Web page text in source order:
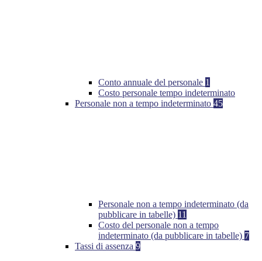
Conto annuale del personale 1
Costo personale tempo indeterminato
Personale non a tempo indeterminato 45
Personale non a tempo indeterminato (da
pubblicare in tabelle) 11
Costo del personale non a tempo
indeterminato (da pubblicare in tabelle) 7
Tassi di assenza 9